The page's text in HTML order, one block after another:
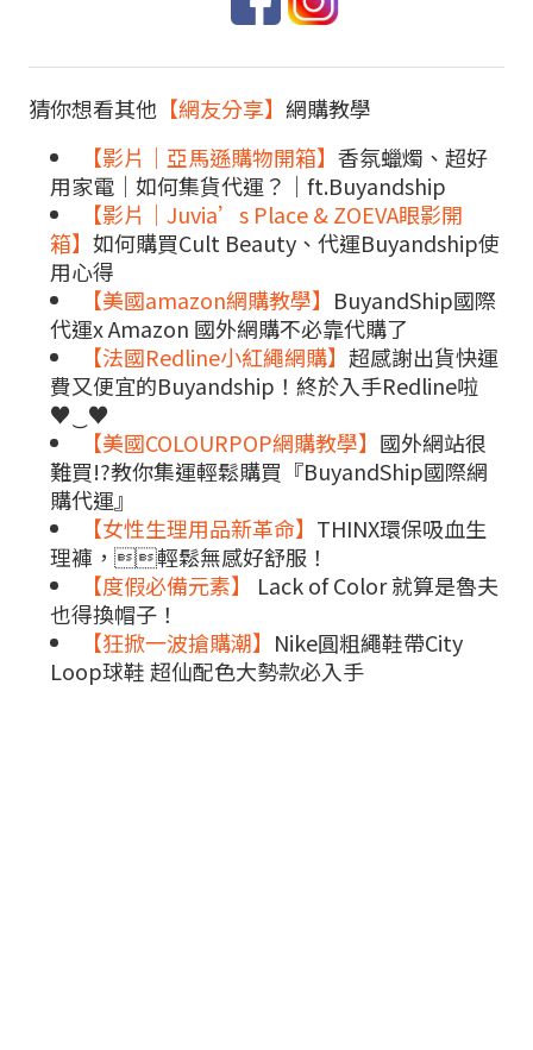
猜你想看其他 【網友分享】 網購教學
【影片｜亞馬遜購物開箱】 香氛蠟燭、超好
用家電｜如何集貨代運？｜ft.Buyandship
【影片｜Juvia’s Place & ZOEVA眼影開
箱】 如何購買Cult Beauty、代運Buyandship使
用心得
【美國amazon網購教學】 BuyandShip國際
代運x Amazon 國外網購不必靠代購了
【法國Redline小紅繩網購】 超感謝出貨快運
費又便宜的Buyandship！終於入手Redline啦
♥‿♥
【美國COLOURPOP網購教學】 國外網站很
難買!?教你集運輕鬆購買『BuyandShip國際網
購代運』
【女性生理用品新革命】 THINX環保吸血生
理褲，輕鬆無感好舒服！
【度假必備元素】
Lack of Color 就算是魯夫
也得換帽子！
【狂掀一波搶購潮】 Nike圓粗繩鞋帶City
Loop球鞋 超仙配色大勢款必入手